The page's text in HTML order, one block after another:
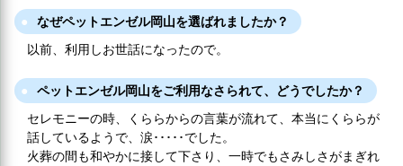
なぜペットエンゼル岡山を選ばれましたか？
以前、利用しお世話になったので。
ペットエンゼル岡山をご利用なさられて、どうでしたか？
セレモニーの時、くららからの言葉が流れて、本当にくららが
話しているようで、涙･････でした。
火葬の間も和やかに接して下さり、一時でもさみしさがまぎれ